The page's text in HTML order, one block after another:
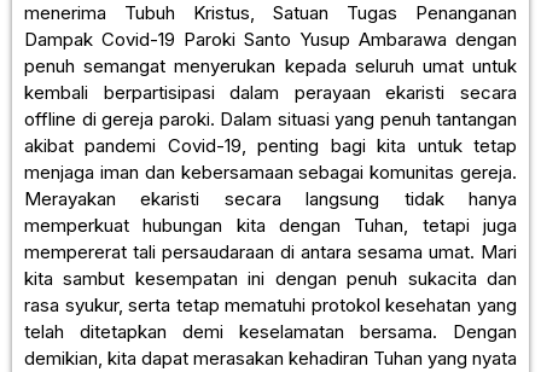
menerima Tubuh Kristus, Satuan Tugas Penanganan
Dampak Covid-19 Paroki Santo Yusup Ambarawa dengan
penuh semangat menyerukan kepada seluruh umat untuk
kembali berpartisipasi dalam perayaan ekaristi secara
offline di gereja paroki. Dalam situasi yang penuh tantangan
akibat pandemi Covid-19, penting bagi kita untuk tetap
menjaga iman dan kebersamaan sebagai komunitas gereja.
Merayakan ekaristi secara langsung tidak hanya
memperkuat hubungan kita dengan Tuhan, tetapi juga
mempererat tali persaudaraan di antara sesama umat. Mari
kita sambut kesempatan ini dengan penuh sukacita dan
rasa syukur, serta tetap mematuhi protokol kesehatan yang
telah ditetapkan demi keselamatan bersama. Dengan
demikian, kita dapat merasakan kehadiran Tuhan yang nyata